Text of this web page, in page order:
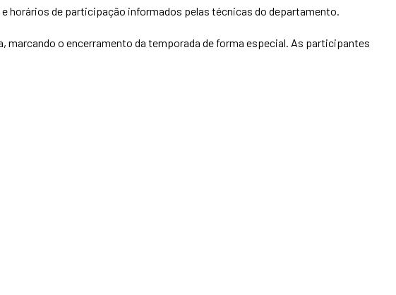
e horários de participação informados pelas técnicas do departamento.
o encerramento da temporada de forma especial. As participantes